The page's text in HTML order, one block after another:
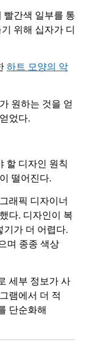
간색 일부를 통
위해 십자가 디
하트 모양의 악
원하는 것을 얻
었다.
할 디자인 원칙
떨어진다.
래픽 디자이너
다. 디자인이 복
가 더 어렵다.
며 종종 색상
세부 정보가 사
램에서 더 적
단순화해